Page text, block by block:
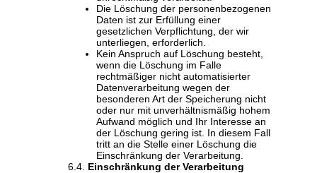
Die Löschung der personenbezogenen
Daten ist zur Erfüllung einer
gesetzlichen Verpflichtung, der wir
unterliegen, erforderlich.
Kein Anspruch auf Löschung besteht,
wenn die Löschung im Falle
rechtmäßiger nicht automatisierter
Datenverarbeitung wegen der
besonderen Art der Speicherung nicht
oder nur mit unverhältnismäßig hohem
Aufwand möglich und Ihr Interesse an
der Löschung gering ist. In diesem Fall
tritt an die Stelle einer Löschung die
Einschränkung der Verarbeitung.
Einschränkung der Verarbeitung